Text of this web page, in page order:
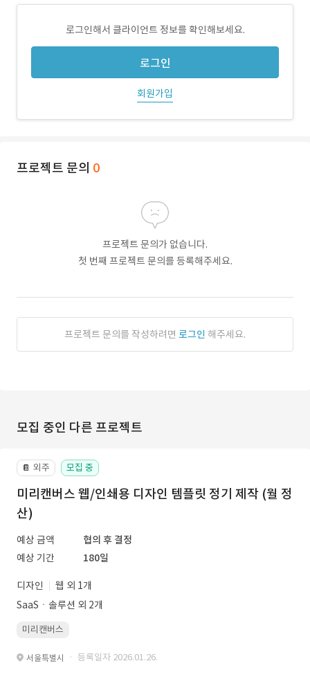
로그인해서 클라이언트 정보를 확인해보세요.
로그인
회원가입
프로젝트 문의 0
프로젝트 문의가 없습니다.
첫 번째 프로젝트 문의를 등록해주세요.
프로젝트 문의를 작성하려면 로그인 해주세요.
모집 중인 다른 프로젝트
📔 외주 모집 중
미리캔버스 웹/인쇄용 디자인 템플릿 정기 제작 (월 정
산)
예상 금액
협의 후 결정
예상 기간
180일
디자인
웹 외 1개
SaaSㆍ솔루션 외 2개
미리캔버스
서울특별시 · 등록일자 2026.01.26.